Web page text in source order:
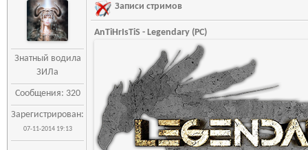
Знатный водила
ЗИЛа
Сообщения: 320
Зарегистрирован:
07-11-2014 19:13
Записи стримов
AnTiHrIsTiS - Legendary (PC)